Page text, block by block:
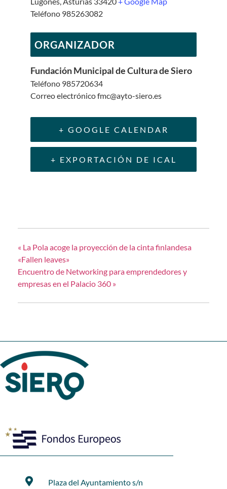
Teléfono 985263082
ORGANIZADOR
Fundación Municipal de Cultura de Siero
Teléfono 985720634
Correo electrónicofmc@ayto-siero.es
+ GOOGLE CALENDAR
+ EXPORTACIÓN DE ICAL
« La Pola acoge la proyección de la cinta finlandesa
«Fallen leaves»
Encuentro de Networking para emprendedores y
empresas en el Palacio 360 »
Plaza del Ayuntamiento s/n